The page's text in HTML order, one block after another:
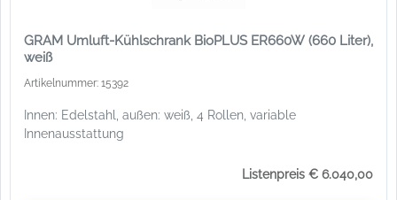
GRAM Umluft-Kühlschrank BioPLUS ER660W (660 Liter),
weiß
Artikelnummer: 15392
Innen: Edelstahl, außen: weiß, 4 Rollen, variable
Innenausstattung
Listenpreis € 6.040,00